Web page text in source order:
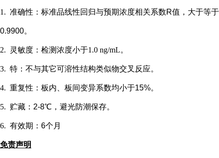
1. 准确性：标准品线性回归与预期浓度相关系数R值，大于等于
0.9900。
2. 灵敏度：检测浓度小于1.0 ng/mL。
3. 特：不与其它可溶性结构类似物交叉反应。
4. 重复性：板内、板间变异系数均小于15%。
5. 贮藏： 2-8℃，避光防潮保存。
6. 有效期： 6个月
免责声明